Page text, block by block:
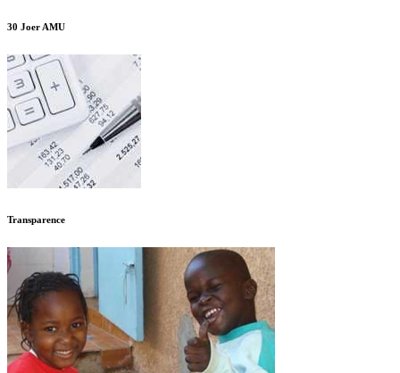
30 Joer AMU
Transparence